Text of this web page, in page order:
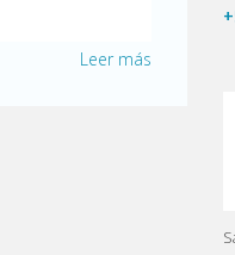
Leer más